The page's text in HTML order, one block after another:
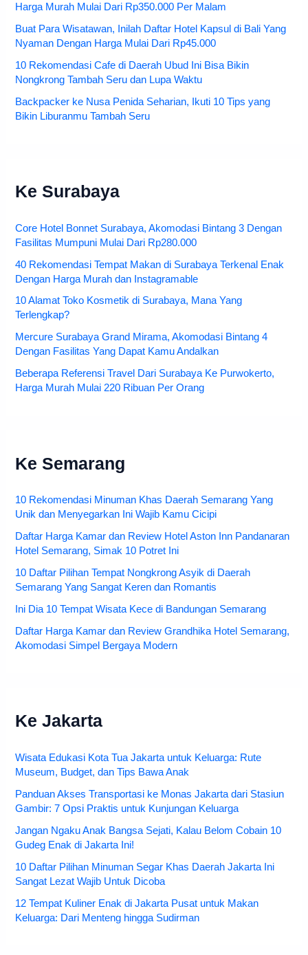
Harga Murah Mulai Dari Rp350.000 Per Malam
Buat Para Wisatawan, Inilah Daftar Hotel Kapsul di Bali Yang
Nyaman Dengan Harga Mulai Dari Rp45.000
10 Rekomendasi Cafe di Daerah Ubud Ini Bisa Bikin
Nongkrong Tambah Seru dan Lupa Waktu
Backpacker ke Nusa Penida Seharian, Ikuti 10 Tips yang
Bikin Liburanmu Tambah Seru
Ke Surabaya
Core Hotel Bonnet Surabaya, Akomodasi Bintang 3 Dengan
Fasilitas Mumpuni Mulai Dari Rp280.000
40 Rekomendasi Tempat Makan di Surabaya Terkenal Enak
Dengan Harga Murah dan Instagramable
10 Alamat Toko Kosmetik di Surabaya, Mana Yang
Terlengkap?
Mercure Surabaya Grand Mirama, Akomodasi Bintang 4
Dengan Fasilitas Yang Dapat Kamu Andalkan
Beberapa Referensi Travel Dari Surabaya Ke Purwokerto,
Harga Murah Mulai 220 Ribuan Per Orang
Ke Semarang
10 Rekomendasi Minuman Khas Daerah Semarang Yang
Unik dan Menyegarkan Ini Wajib Kamu Cicipi
Daftar Harga Kamar dan Review Hotel Aston Inn Pandanaran
Hotel Semarang, Simak 10 Potret Ini
10 Daftar Pilihan Tempat Nongkrong Asyik di Daerah
Semarang Yang Sangat Keren dan Romantis
Ini Dia 10 Tempat Wisata Kece di Bandungan Semarang
Daftar Harga Kamar dan Review Grandhika Hotel Semarang,
Akomodasi Simpel Bergaya Modern
Ke Jakarta
Wisata Edukasi Kota Tua Jakarta untuk Keluarga: Rute
Museum, Budget, dan Tips Bawa Anak
Panduan Akses Transportasi ke Monas Jakarta dari Stasiun
Gambir: 7 Opsi Praktis untuk Kunjungan Keluarga
Jangan Ngaku Anak Bangsa Sejati, Kalau Belom Cobain 10
Gudeg Enak di Jakarta Ini!
10 Daftar Pilihan Minuman Segar Khas Daerah Jakarta Ini
Sangat Lezat Wajib Untuk Dicoba
12 Tempat Kuliner Enak di Jakarta Pusat untuk Makan
Keluarga: Dari Menteng hingga Sudirman